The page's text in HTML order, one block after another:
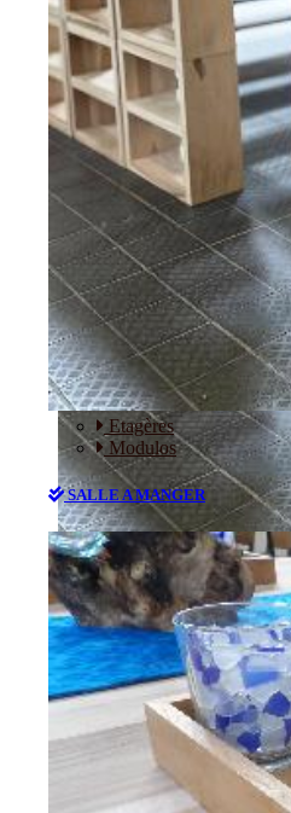
Etagères
Modulos
SALLE A MANGER
Etagères
Modulos
SALLE A MANGER